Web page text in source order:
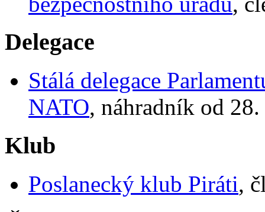
Delegace
Stálá delegace
NATO, náhradník od
Klub
Poslanecký klub Piráti,